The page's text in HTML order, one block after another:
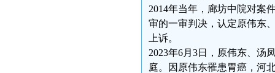
2014年当年，廊坊中院对案
审的一审判决，认定原伟东
上诉。
2023年6月3日，原伟东、汤
庭。因原伟东罹患胃癌，河